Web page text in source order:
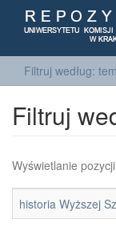
Filtruj według:
Filtruj
Wyświetlanie
historia Wyższej